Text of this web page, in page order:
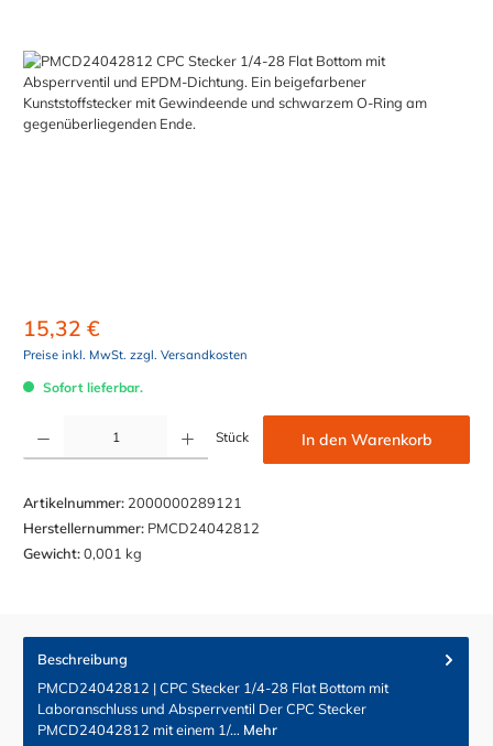
Bildergalerie überspringen
15,32 €
Preise inkl. MwSt. zzgl. Versandkosten
Sofort lieferbar.
Stück In den Warenkorb
Artikelnummer: 2000000289121
Herstellernummer: PMCD24042812
Gewicht:0,001 kg
Beschreibung
PMCD24042812 | CPC Stecker 1/4-28 Flat Bottom mit
Laboranschluss und Absperrventil Der CPC Stecker
PMCD24042812 mit einem 1/… Mehr